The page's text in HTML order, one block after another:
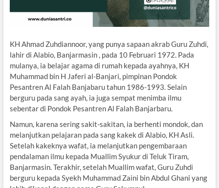
KH Ahmad Zuhdiannoor, yang punya sapaan akrab Guru Zuhdi,
lahir di Alabio, Banjarmasin , pada 10 Februari 1972. Pada
mulanya, ia belajar agama di rumah kepada ayahnya, KH
Muhammad bin H Jaferi al-Banjari, pimpinan Pondok
Pesantren Al Falah Banjabaru tahun 1986-1993. Selain
berguru pada sang ayah, ia juga sempat menimba ilmu
sebentar di Pondok Pesantren Al Falah Banjarbaru.
Namun, karena sering sakit-sakitan, ia berhenti mondok, dan
melanjutkan pelajaran pada sang kakek di Alabio, KH Asli.
Setelah kakeknya wafat, ia melanjutkan pengembaraan
pendalaman ilmu kepada Muallim Syukur di Teluk Tiram,
Banjarmasin. Terakhir, setelah Muallim wafat, Guru Zuhdi
berguru kepada Syekh Muhammad Zaini bin Abdul Ghani yang